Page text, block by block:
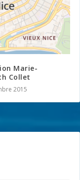
Marie-
Collet
2015